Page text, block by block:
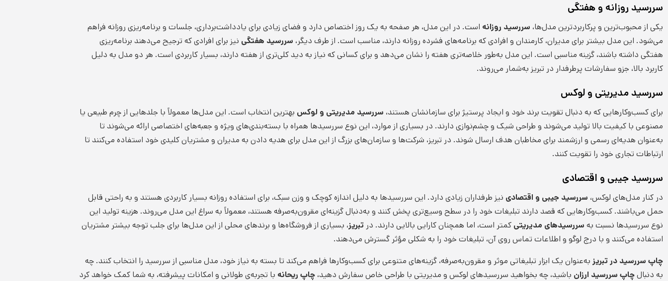
سررسید روزانه و هفتگی
یکی از محبوب‌ترین و پرکاربردترین مدل‌ها، سررسید روزانه است. در این مدل، هر صفحه به یک روز اختصاص دارد و فضای زیادی برای یادداشت‌برداری، جلسات و برنامه‌ریزی روزانه فراهم
می‌شود. این مدل بیشتر برای مدیران، کارمندان و افرادی که برنامه‌های فشرده روزانه دارند، مناسب است. از طرف دیگر، سررسید هفتگی نیز برای افرادی که ترجیح می‌دهند برنامه‌ریزی
هفتگی داشته باشند، گزینه مناسبی است. این مدل به‌طور خلاصه‌تری هفته را نشان می‌دهد و برای کسانی که نیاز به دید کلی‌تری از هفته دارند، بسیار کاربردی است. هر دو مدل به دلیل
کاربرد بالا، جزو سفارشات پرطرفدار در تبریز به‌شمار می‌روند.
سررسید مدیریتی و لوکس
برای کسب‌وکارهایی که به دنبال تقویت برند خود و ایجاد پرستیژ برای سازمانشان هستند، سررسید مدیریتی و لوکس بهترین انتخاب است. این مدل‌ها معمولاً با جلدهایی از چرم طبیعی یا
مصنوعی با کیفیت بالا تولید می‌شوند و طراحی شیک و چشم‌نوازی دارند. در بسیاری از موارد، این نوع سررسیدها همراه با بسته‌بندی‌های ویژه و جعبه‌های اختصاصی ارائه می‌شوند تا
به‌عنوان هدیه‌ای رسمی و ارزشمند برای مخاطبان هدف ارسال شوند. در تبریز، شرکت‌ها و سازمان‌های بزرگ از این مدل برای هدیه دادن به مدیران و مشتریان کلیدی خود استفاده می‌کنند تا
ارتباطات تجاری خود را تقویت کنند.
سررسید جیبی و اقتصادی
در کنار مدل‌های لوکس، سررسید جیبی و اقتصادی نیز طرفداران زیادی دارد. این سررسیدها به دلیل اندازه کوچک و وزن سبک، برای استفاده روزانه بسیار کاربردی هستند و به راحتی قابل
حمل می‌باشند. کسب‌وکارهایی که قصد دارند تبلیغات خود را در سطح وسیع‌تری پخش کنند و به‌دنبال گزینه‌ای مقرون‌به‌صرفه هستند، معمولاً به سراغ این مدل می‌روند. هزینه تولید این
نوع سررسیدها نسبت به سررسیدهای مدیریتی کمتر است، اما همچنان کارایی بالایی دارند. در تبریز، بسیاری از فروشگاه‌ها و برندهای محلی از این مدل‌ها برای جلب توجه بیشتر مشتریان
استفاده می‌کنند و با درج لوگو و اطلاعات تماس روی آن، تبلیغات خود را به شکلی مؤثر گسترش می‌دهند.
چاپ سررسید در تبریز به‌عنوان یک ابزار تبلیغاتی موثر و مقرون‌به‌صرفه، گزینه‌های متنوعی برای کسب‌وکارها فراهم می‌کند تا بسته به نیاز خود، مدل مناسبی از سررسید را انتخاب کنند. چه
به دنبالچاپ سررسید ارزان باشید، چه بخواهید سررسیدهای لوکس و مدیریتی با طراحی خاص سفارش دهید، چاپ ریحانه با تجربه‌ی طولانی و امکانات پیشرفته، به شما کمک خواهد کرد